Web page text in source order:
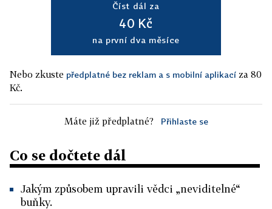
Číst dál za
40 Kč
na první dva měsíce
Nebo zkuste předplatné bez reklam a s mobilní aplikací za 80
Kč.
Máte již předplatné? Přihlaste se
Co se dočtete dál
Jakým způsobem upravili vědci „neviditelné“
buňky.